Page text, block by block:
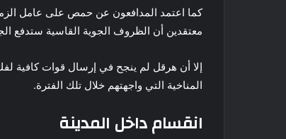
كما اعتمد المدافعون عن حمص على عامل
معتقدين أن الظروف الجوية القاسية ستدفع
إلا أن هرقل لم ينجح في إرسال قوات كافية
المناخية التي واجهتهم خلال تلك الفترة.
انقسام داخل المدينة